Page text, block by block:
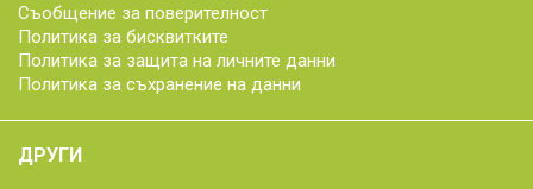
Съобщение за поверителност
Политика за бисквитките
Политика за защита на личните данни
Политика за съхранение на данни
ДРУГИ